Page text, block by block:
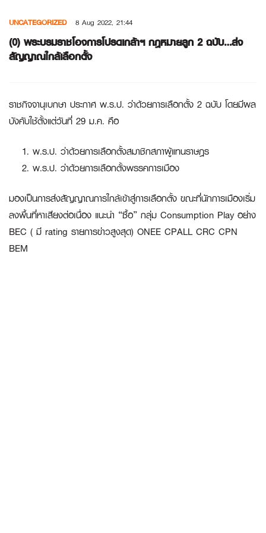
content
UNCATEGORIZED 8 Aug 2022, 21:44
(0) พระบรมราชโองการโปรดเกล้าฯ กฎหมายลูก 2 ฉบับ…ส่ง
สัญญาณใกล้เลือกตั้ง
ราชกิจจานุเบกษา ประกาศ พ.ร.ป. ว่าด้วยการเลือกตั้ง 2 ฉบับ โดยมีผล
บังคับใช้ตั้งแต่วันที่ 29 ม.ค. คือ
พ.ร.ป. ว่าด้วยการเลือกตั้งสมาชิกสภาผู้แทนราษฎร
พ.ร.ป. ว่าด้วยการเลือกตั้งพรรคการเมือง
มองเป็นการส่งสัญญาณการใกล้เข้าสู่การเลือกตั้ง ขณะที่นักการเมืองเริ่ม
ลงพื้นที่หาเสียงต่อเนื่อง แนะนำ “ซื้อ” กลุ่ม Consumption Play อย่าง
BEC ( มี rating รายการข่าวสูงสุด) ONEE CPALL CRC CPN
BEM